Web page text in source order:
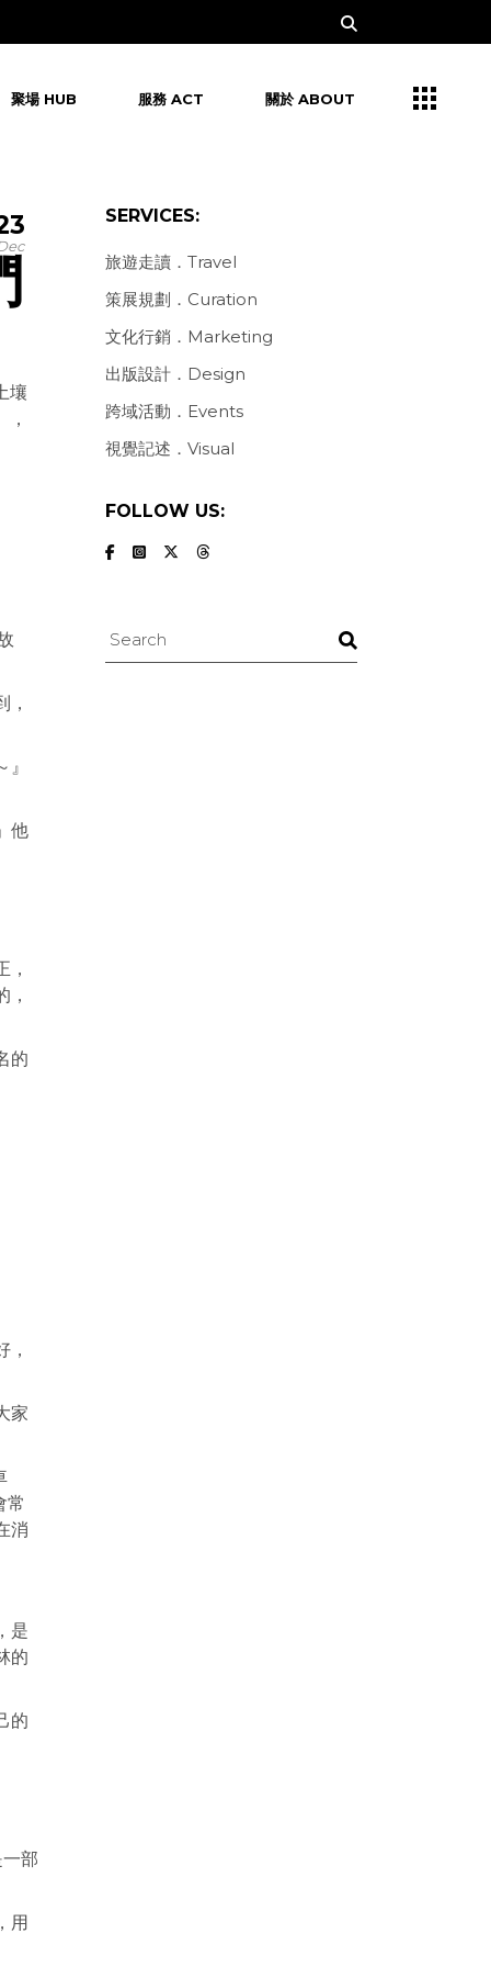
聚場 HUB 服務 ACT 關於 ABOUT
壤
他
的
家
常
消
是
的
的
部
用
SERVICES:
旅遊走讀．Travel
策展規劃．Curation
文化行銷．Marketing
出版設計．Design
跨域活動．Events
視覺記述．Visual
FOLLOW US:
Search